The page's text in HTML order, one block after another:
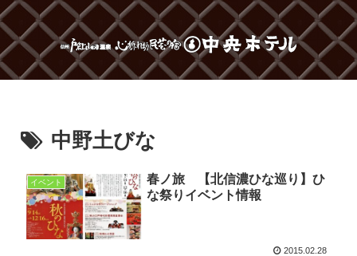
中野土びな
イベント
春ノ旅 【北信濃ひな巡り】ひ
な祭りイベント情報
2015.02.28